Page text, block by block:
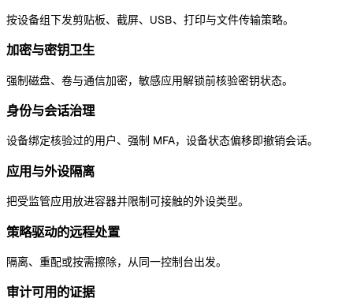
按设备组下发剪贴板、截屏、USB、打印与文件传输策略。
加密与密钥卫生
强制磁盘、卷与通信加密，敏感应用解锁前核验密钥状态。
身份与会话治理
设备绑定核验过的用户、强制 MFA，设备状态偏移即撤销会话。
应用与外设隔离
把受监管应用放进容器并限制可接触的外设类型。
策略驱动的远程处置
隔离、重配或按需擦除，从同一控制台出发。
审计可用的证据